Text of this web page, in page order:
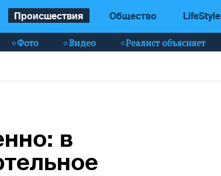
Происшествия Общество LifeStyle
Фото Видео Реалист объясняет
в